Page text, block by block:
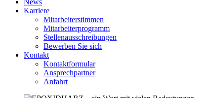
News
Karriere
Mitarbeiterstimmen
Mitarbeiterprogramm
Stellenausschreibungen
Bewerben Sie sich
Kontakt
Kontaktformular
Ansprechpartner
Anfahrt